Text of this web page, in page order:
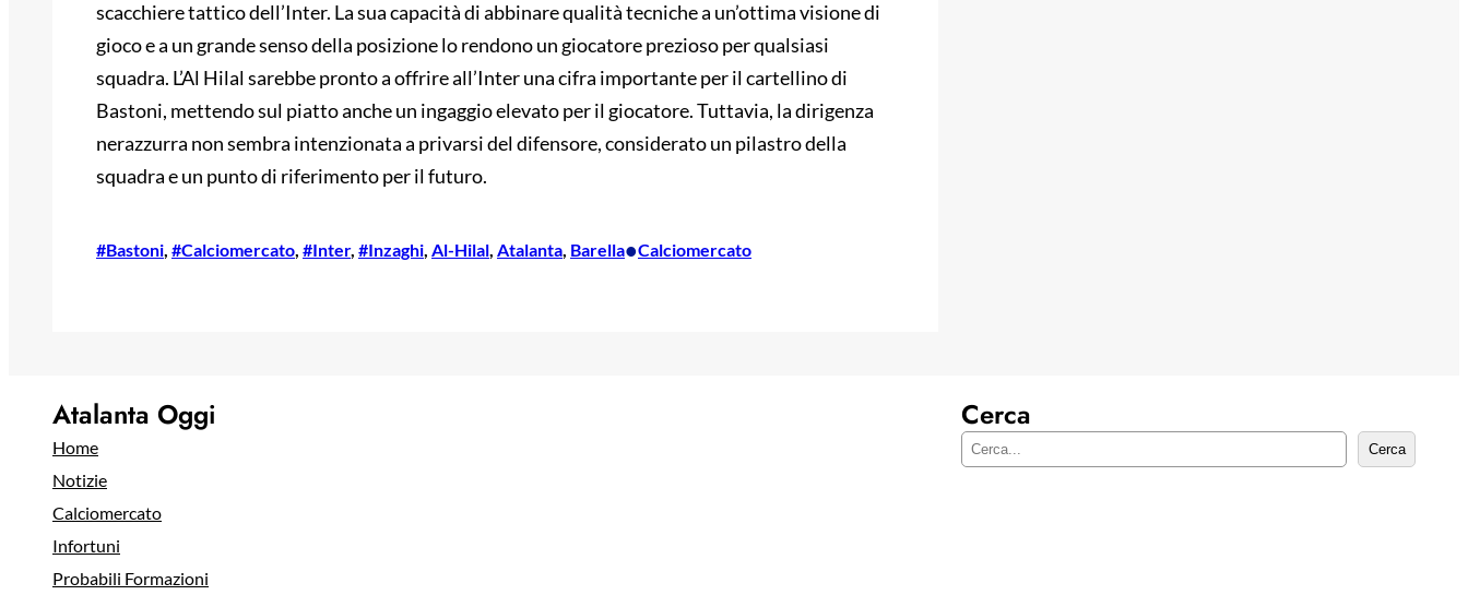
scacchiere tattico dell’Inter. La sua capacità di abbinare qualità tecniche a un’ottima visione di
gioco e a un grande senso della posizione lo rendono un giocatore prezioso per qualsiasi
squadra. L’Al Hilal sarebbe pronto a offrire all’Inter una cifra importante per il cartellino di
Bastoni, mettendo sul piatto anche un ingaggio elevato per il giocatore. Tuttavia, la dirigenza
nerazzurra non sembra intenzionata a privarsi del difensore, considerato un pilastro della
squadra e un punto di riferimento per il futuro.
#Bastoni, #Calciomercato, #Inter, #Inzaghi, Al-Hilal, Atalanta, Barella•Calciomercato
Atalanta Oggi
Home
Notizie
Calciomercato
Infortuni
Probabili Formazioni
Cerca
C
Cerca